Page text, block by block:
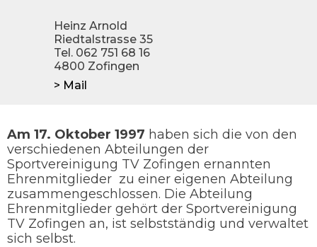
Heinz Arnold
Riedtalstrasse 35
Tel. 062 751 68 16
4800 Zofingen
> Mail
Am 17. Oktober 1997 haben sich die von den
verschiedenen Abteilungen der
Sportvereinigung TV Zofingen ernannten
Ehrenmitglieder zu einer eigenen Abteilung
zusammengeschlossen. Die Abteilung
Ehrenmitglieder gehört der Sportvereinigung
TV Zofingen an, ist selbstständig und verwaltet
sich selbst.